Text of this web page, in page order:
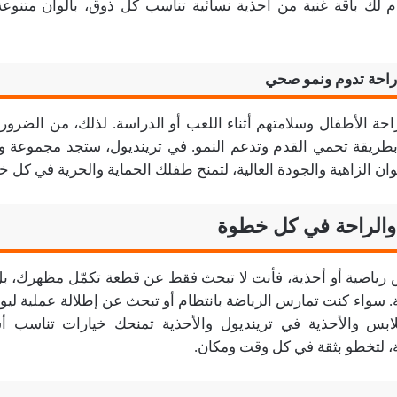
لك باقة غنية من أحذية نسائية تناسب كل ذوق، بألوان
راحة تدوم ونمو صحي
الأطفال وسلامتهم أثناء اللعب أو الدراسة. لذلك، من
تحمي القدم وتدعم النمو. في ترينديول، ستجد مجموعة
الزاهية والجودة العالية، لتمنح طفلك الحماية والحرية في
والراحة في كل خطوة
رياضية أو أحذية، فأنت لا تبحث فقط عن قطعة تكمّل مظهرك،
سواء كنت تمارس الرياضة بانتظام أو تبحث عن إطلالة عملية
والأحذية في ترينديول والأحذية تمنحك خيارات
لتخطو بثقة في كل وقت ومكان.